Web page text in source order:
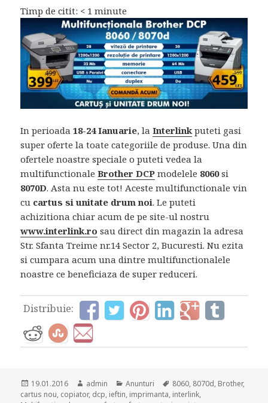
Timp de citit: < 1 minute
In perioada18-24 Ianuarie, laInterlinkputeti gasi
super oferte la toate categoriile de produse. Una din
ofertele noastre speciale o puteti vedea la
multifunctionaleBrother DCP modelele 8060si
8070D. Asta nu este tot! Aceste multifunctionale vin
cu cartus si unitate drum noi. Le puteti
achizitiona chiar acum de pe site-ul nostru
www.interlink.ro sau direct din magazin la adresa
Str. Sfanta Treime nr.14 Sector 2, Bucuresti. Nu ezita
si cumpara acum una dintre multifunctionalele
noastre ce beneficiaza de super reduceri.
Distribuie:
Posted
on
19.01.2016 Author
admin Categories
Anunturi Tags
8060, 8070d, Brother,
cartus nou, copiator, dcp, ieftin, imprimanta, interlink,